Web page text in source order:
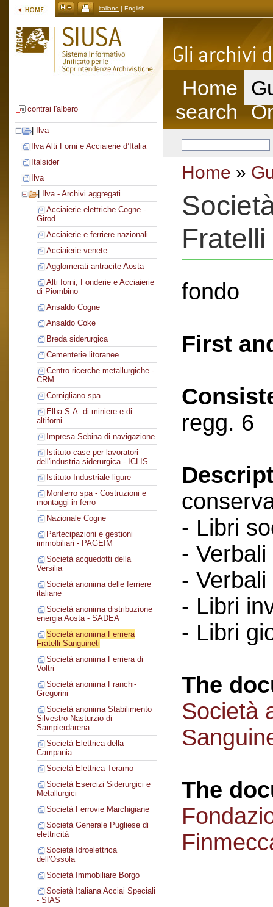
italiano | English
contrai l'albero
Ilva
Ilva Alti Forni e Acciaierie d’Italia
Italsider
Ilva
Ilva - Archivi aggregati
Acciaierie elettriche Cogne -
Girod
Acciaierie e ferriere nazionali
Acciaierie venete
Agglomerati antracite Aosta
Alti forni, Fonderie e Acciaierie
di Piombino
Ansaldo Cogne
Ansaldo Coke
Breda siderurgica
Cementerie litoranee
Centro ricerche metallurgiche -
CRM
Cornigliano spa
Elba S.A. di miniere e di
altiforni
Impresa Sebina di navigazione
Istituto case per lavoratori
dell'industria siderurgica - ICLIS
Istituto Industriale ligure
Monferro spa - Costruzioni e
montaggi in ferro
Nazionale Cogne
Partecipazioni e gestioni
immobiliari - PAGEIM
Società acquedotti della
Versilia
Società anonima delle ferriere
italiane
Società anonima distribuzione
energia Aosta - SADEA
Società anonima Ferriera
Fratelli Sanguineti
Società anonima Ferriera di
Voltri
Società anonima Franchi-
Gregorini
Società anonima Stabilimento
Silvestro Nasturzio di
Sampierdarena
Società Elettrica della
Campania
Società Elettrica Teramo
Società Esercizi Siderurgici e
Metallurgici
Società Ferrovie Marchigiane
Società Generale Pugliese di
elettricità
Società Idroelettrica
dell'Ossola
Società Immobiliare Borgo
Società Italiana Acciai Speciali
- SIAS
Home
search
Home »
fondo
First
regg. 6
- Libri
-
-
- Libri
- Libri
The
Società
The